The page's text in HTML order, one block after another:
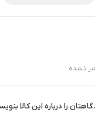
نشده
را درباره این کالا